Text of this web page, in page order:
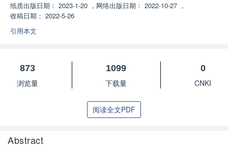
纸质出版日期： 2023-1-20 ， 网络出版日期： 2022-10-27 ，
收稿日期： 2022-5-26
引用本文
873
浏览量
1099
下载量
0
CNKI
阅读全文PDF
Abstract